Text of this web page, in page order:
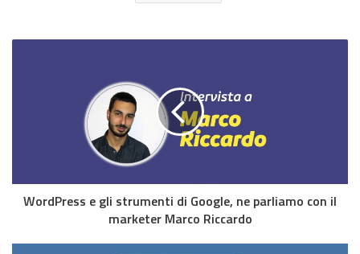
WordPress e gli strumenti di Google, ne parliamo con il
marketer Marco Riccardo